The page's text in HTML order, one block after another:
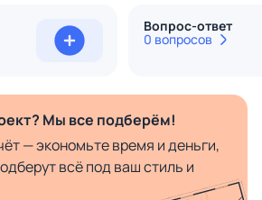
Вопрос-ответ
0 вопросов
Мы все подберём!
— экономьте время и деньги,
всё под ваш стиль и